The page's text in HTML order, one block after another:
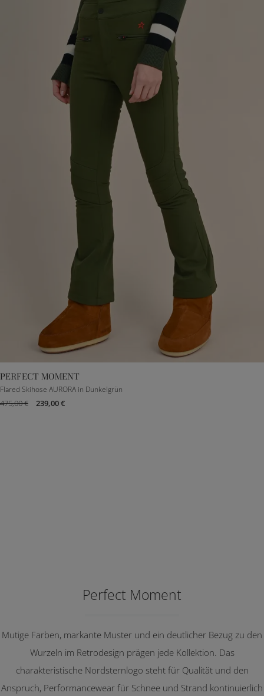
PERFECT MOMENT
Flared Skihose AURORA in Dunkelgrün
475,00 € 239,00 €
Perfect Moment
Mutige Farben, markante Muster und ein deutlicher Bezug zu den
Wurzeln im Retrodesign prägen jede Kollektion. Das
charakteristische Nordsternlogo steht für Qualität und den
Anspruch, Performancewear für Schnee und Strand kontinuierlich